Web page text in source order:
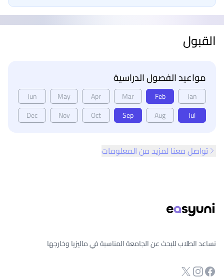
القبول
مواعيد الفصول الدراسية
Jan
Feb
Mar
Apr
May
Jun
Jul
Aug
Sep
Oct
Nov
Dec
تواصل معنا لمزيد من المعلومات
نساعد الطلاب للبحث عن الجامعة المناسبة في ماليزيا وخارجها
صفحة الفيسبوك
انستجرام
Twitter